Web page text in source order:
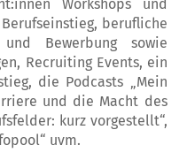
Workshops und
berufliche
und Bewerbung sowie
Recruiting Events, ein
die Podcasts „Mein
und die Macht des
kurz vorgestellt“,
uvm.